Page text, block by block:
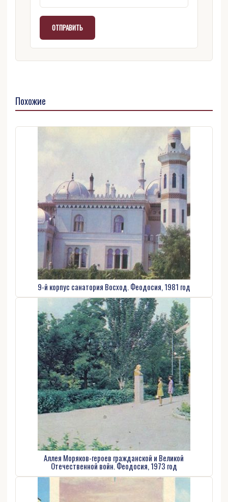
Похожие
9-й корпус санатория Восход. Феодосия, 1981 год
Аллея Моряков-героев гражданской и Великой
Отечественной войн. Феодосия, 1973 год